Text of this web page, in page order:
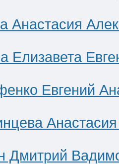
Анастасия
Елизавета
Евгений
Дмитрий